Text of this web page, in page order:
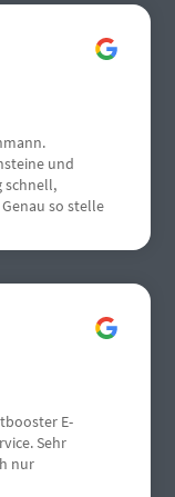
und
schnell,
so stelle
E-
Sehr
nur